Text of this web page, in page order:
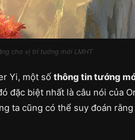
cho vị trí tướng mới LMHT
Yi, một số thông tin tướng
đặc biệt nhất là câu nói của
ta cũng có thể suy đoán